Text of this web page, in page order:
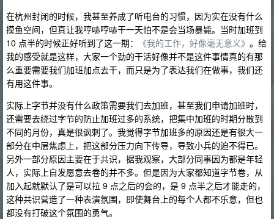
在杭州封闭的时候，我甚至养成了听电台的习惯，因为实在没有什么
摸鱼空间，但真让我哼哧哼哧干一天怕不是会当场暴毙。当时加班到
10 点半的时候正好听到了这一期：
《我的工作，好像毫无意义》 。给
我的感受就是这样，大家一个劲的干活好像并不是这件事情真的有那
么重要需要我们加班加点去干，而只是为了表达我们在做事，我们还
有用这件事。
实际上字节并没有什么政策需要我们去加班，甚至我们申请加班时，
还需要去绕过字节的防止加班过多的系统，把集中加班的时期分散到
不同的月份，真是很讽刺了。我觉得字节加班多的原因还是有很大一
部分在中层焦虑上，把这部分压力向下传导，导致小兵的迫不得已。
另外一部分原因主要在于共识，据我观察，大部分同事因为都是年轻
人，实际上自发愿意去卷的并不多。但是因为大家都知道字节卷，从
加入起就默认了是可以拉 9 点之后的会的，是 9 点半之后才能走的，
这种共识营造了一种表演氛围，即使舞台上的每个人都不乐意，但也
都没有打破这个氛围的勇气。